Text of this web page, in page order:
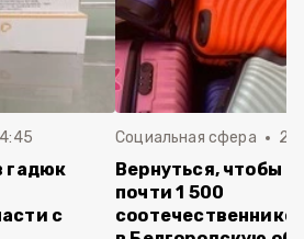
гадюк
с
Социальная сфера 20
Вернуться, чтобы
почти 1 500